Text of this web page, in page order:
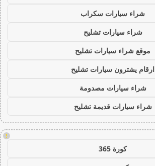
شراء سيارات سكراب
شراء سيارات تشليح
موقع شراء سيارات تشليح
ارقام يشترون سيارات تشليح
شراء سيارات مصدومة
شراء سيارات قديمة تشليح
!
كورة 365